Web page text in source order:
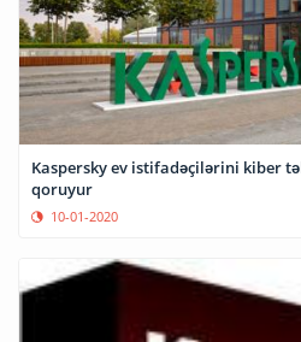
Kaspersky ev istifadəçilərini kiber
qoruyur
10-01-2020